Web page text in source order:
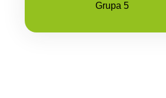
Grupa 5